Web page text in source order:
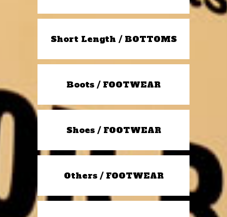
Short Length / BOTTOMS
Boots / FOOTWEAR
Shoes / FOOTWEAR
Others / FOOTWEAR